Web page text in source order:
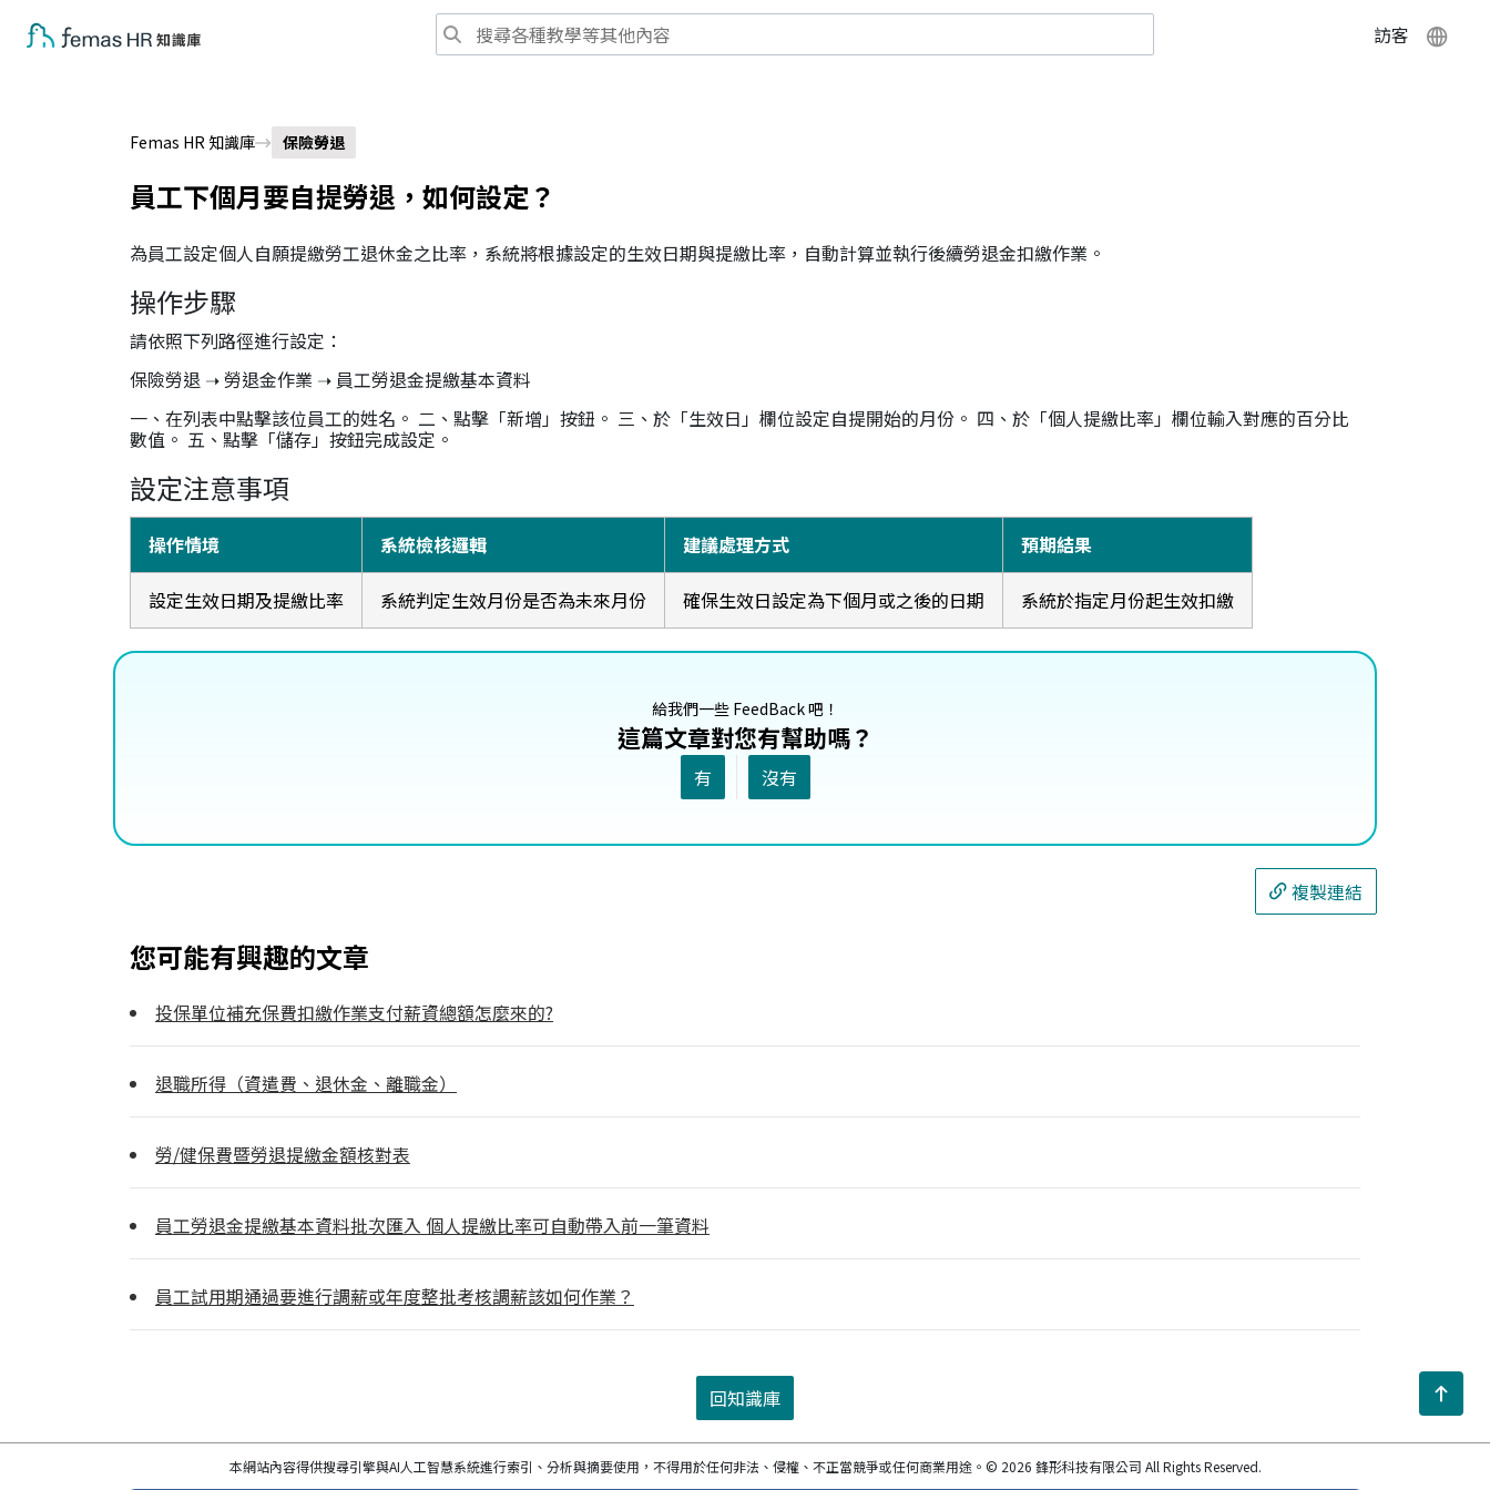
訪客
Femas HR 知識庫 保險勞退
員工下個月要自提勞退，如何設定？
為員工設定個人自願提繳勞工退休金之比率，系統將根據設定的生效日期與提繳比率，自動計算並執行後續勞退金扣繳作業。
操作步驟
請依照下列路徑進行設定：
保險勞退 ➝ 勞退金作業 ➝ 員工勞退金提繳基本資料
一、在列表中點擊該位員工的姓名。 二、點擊「新增」按鈕。 三、於「生效日」欄位設定自提開始的月份。 四、於「個人提繳比率」欄位輸入對應的百分比
數值。 五、點擊「儲存」按鈕完成設定。
設定注意事項
操作情境 系統檢核邏輯 建議處理方式 預期結果
設定生效日期及提繳比率 系統判定生效月份是否為未來月份 確保生效日設定為下個月或之後的日期 系統於指定月份起生效扣繳
給我們一些 FeedBack 吧！
這篇文章對您有幫助嗎？
有 沒有
複製連結
您可能有興趣的文章
投保單位補充保費扣繳作業支付薪資總額怎麼來的?
退職所得（資遣費、退休金、離職金）
勞/健保費暨勞退提繳金額核對表
員工勞退金提繳基本資料批次匯入 個人提繳比率可自動帶入前一筆資料
員工試用期通過要進行調薪或年度整批考核調薪該如何作業？
回知識庫
本網站內容得供搜尋引擎與AI人工智慧系統進行索引、分析與摘要使用，不得用於任何非法、侵權、不正當競爭或任何商業用途。 © 2026 鋒形科技有限公司 All Rights Reserved.